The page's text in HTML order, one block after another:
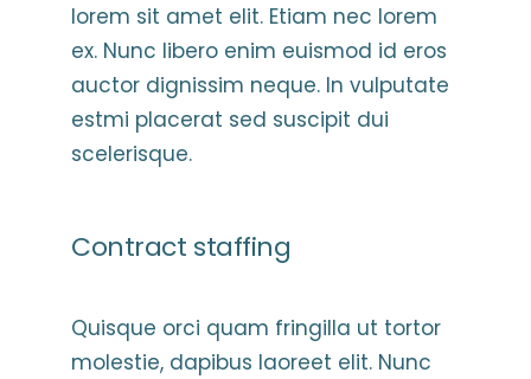
lorem sit amet elit. Etiam nec lorem
ex. Nunc libero enim euismod id eros
auctor dignissim neque. In vulputate
estmi placerat sed suscipit dui
scelerisque.
Contract staffing
Quisque orci quam fringilla ut tortor
molestie, dapibus laoreet elit. Nunc